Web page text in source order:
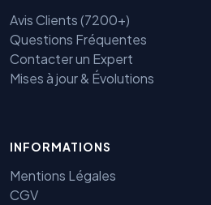
Avis Clients (7200+)
Questions Fréquentes
Contacter un Expert
Mises à jour & Évolutions
INFORMATIONS
Mentions Légales
CGV